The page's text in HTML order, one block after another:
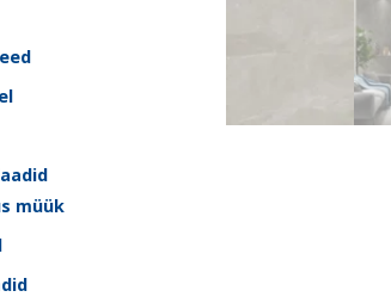
müük